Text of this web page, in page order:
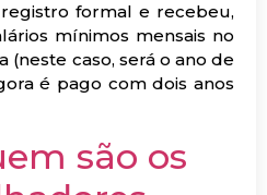
formal e recebeu,
mínimos mensais no
(neste caso, será o ano de
é pago com dois anos
são os